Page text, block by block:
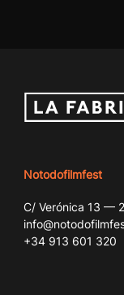
Notodofilmfest
C/ Verónica 13 —
+34 913 601 320